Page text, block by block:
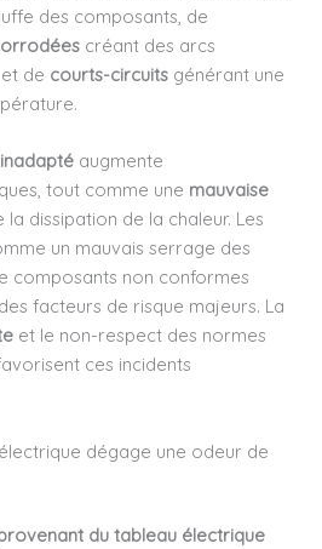
des composants, de
créant des arcs
de courts-circuits générant une
augmente
tout comme une mauvaise
la dissipation de la chaleur. Les
un mauvais serrage des
composants non conformes
facteurs de risque majeurs. La
et le non-respect des normes
ces incidents
dégage une odeur de
du tableau électrique